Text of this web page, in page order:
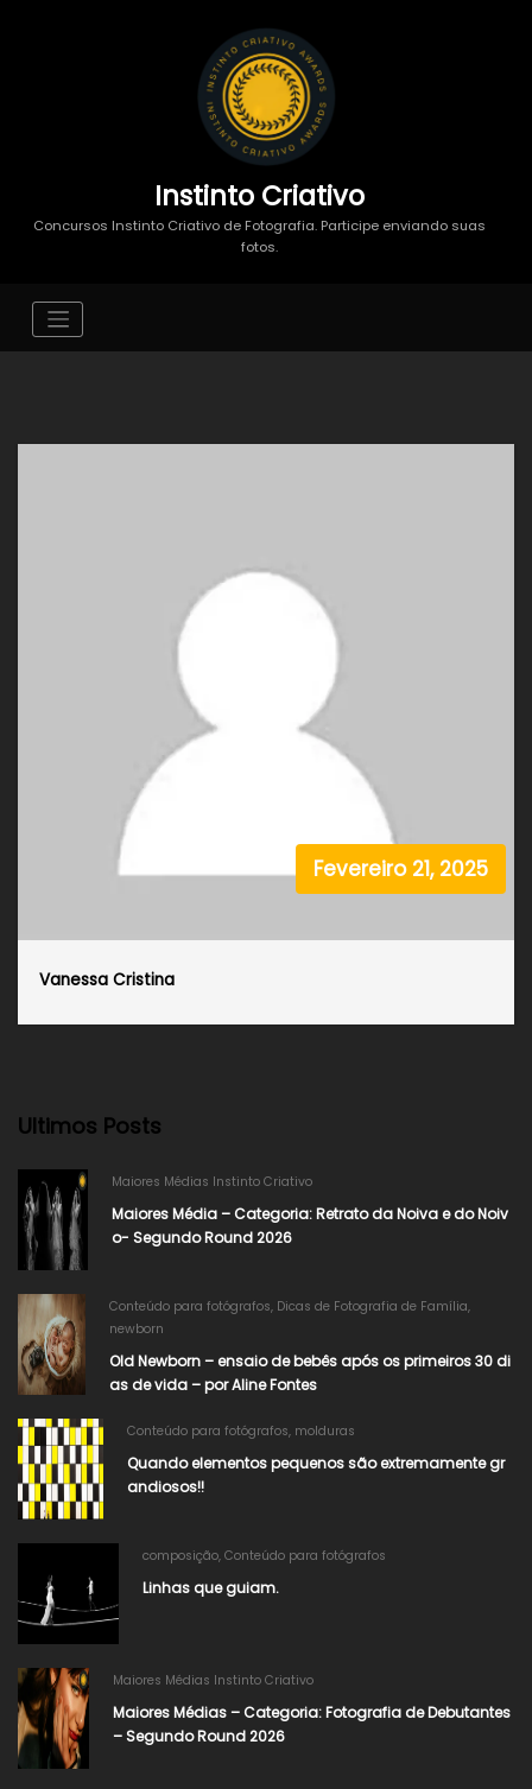
Instinto Criativo
Concursos Instinto Criativo de Fotografia. Participe enviando suas
fotos.
Fevereiro 21, 2025
Vanessa Cristina
Ultimos Posts
Maiores Médias Instinto Criativo
Maiores Média – Categoria: Retrato da Noiva e do Noiv
o- Segundo Round 2026​
Conteúdo para fotógrafos, Dicas de Fotografia de Família,
newborn
Old Newborn – ensaio de bebês após os primeiros 30 di
as de vida – por Aline Fontes
Conteúdo para fotógrafos, molduras
Quando elementos pequenos são extremamente gr
andiosos!!
composição, Conteúdo para fotógrafos
Linhas que guiam.
Maiores Médias Instinto Criativo
Maiores Médias – Categoria: Fotografia de Debutantes
– Segundo Round 2026​